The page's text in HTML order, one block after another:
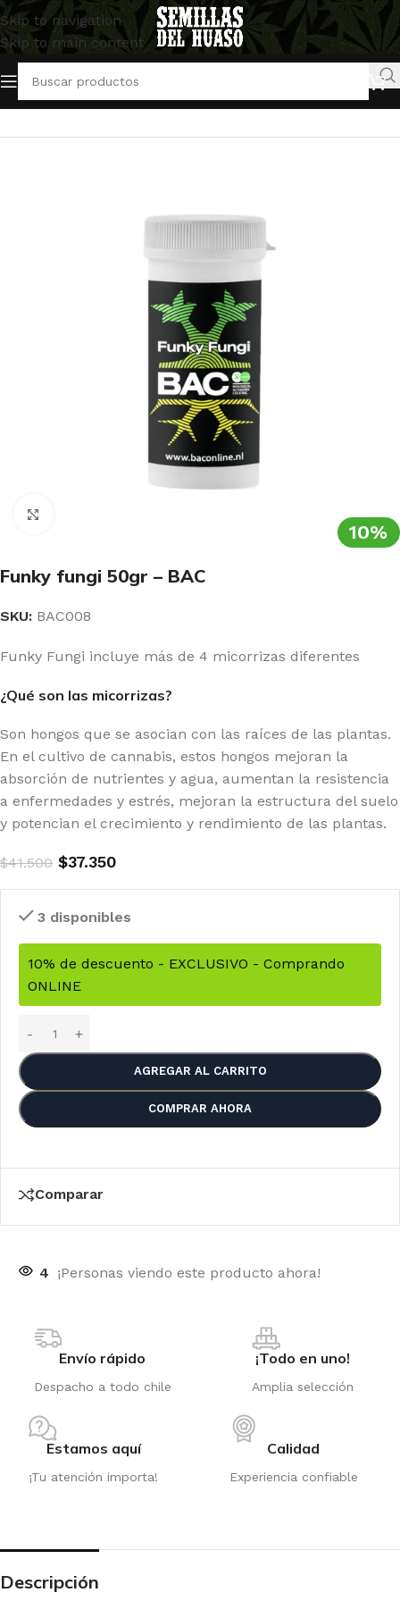
Skip to navigation
Skip to main content
Inicio/Artículos Indoor/Abonos y Fertilizantes
10%
Funky fungi 50gr – BAC
SKU: BAC008
Funky Fungi incluye más de 4 micorrizas diferentes
¿Qué son las micorrizas?
Son hongos que se asocian con las raíces de las plantas.
En el cultivo de cannabis, estos hongos mejoran la
absorción de nutrientes y agua, aumentan la resistencia
a enfermedades y estrés, mejoran la estructura del suelo
y potencian el crecimiento y rendimiento de las plantas.
$41.500 $37.350
3 disponibles
10% de descuento - EXCLUSIVO - Comprando
ONLINE
AGREGAR AL CARRITO
COMPRAR AHORA
Comparar
4 ¡Personas viendo este producto ahora!
Envío rápido
Despacho a todo chile
¡Todo en uno!
Amplia selección
Estamos aquí
¡Tu atención importa!
Calidad
Experiencia confiable
Descripción